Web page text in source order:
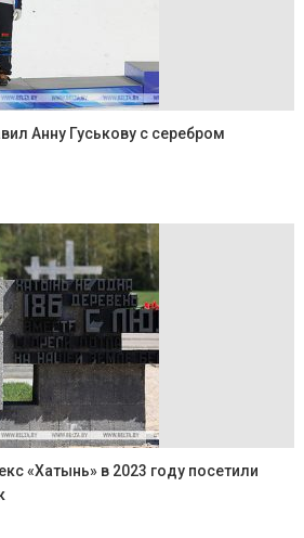
Анну Гуськову с серебром
«Хатынь» в 2023 году посетили